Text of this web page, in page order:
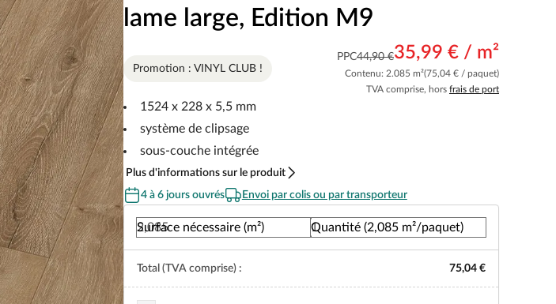
lame large, Edition M9
PPC44,90 €35,99 € / m²
Contenu: 2.085 m²(75,04 € / paquet)
TVA comprise, hors frais de port
Promotion : VINYL CLUB !
1524 x 228 x 5,5 mm
système de clipsage
sous-couche intégrée
Plus d'informations sur le produit
4 à 6 jours ouvrés
Envoi par colis ou par transporteur
Surface nécessaire (m²) Quantité (2,085 m²/paquet)
Total (TVA comprise) : 75,04 €